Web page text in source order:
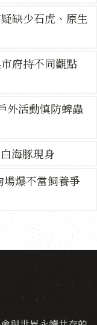
缺少石虎、原生
府持不同觀點
外活動慎防蜱蟲
海豚現身
爆不當飼養爭